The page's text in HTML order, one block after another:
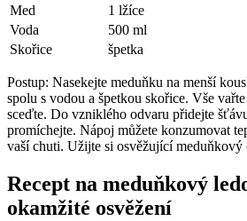
Med
1 lžíce
Voda
500 ml
Skořice
špetka
Postup: Nasekejte meduňku na menší
spolu s vodou a špetkou skořice. Vše
sceďte. Do vzniklého odvaru přidejte
promíchejte. Nápoj můžete konzumovat
vaší chuti. Užijte si osvěžující
Recept na meduňkový
okamžité osvěžení